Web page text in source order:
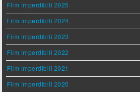
Film imperdibili 2025
Film imperdibili 2024
Film imperdibili 2023
Film imperdibili 2022
Film imperdibili 2021
Film imperdibili 2020